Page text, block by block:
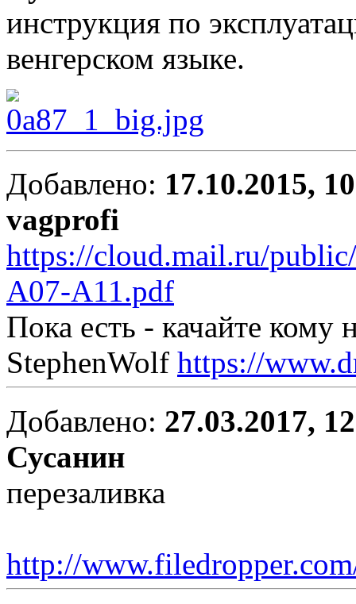
инструкция по
венгерском языке.
Добавлено: 17.10.2015,
vagprofi
https://cloud.mail.ru/
A07-A11.pdf
Пока есть - качайте кому
StephenWolf https://
Добавлено: 27.03.2017,
Сусанин
перезаливка
http://